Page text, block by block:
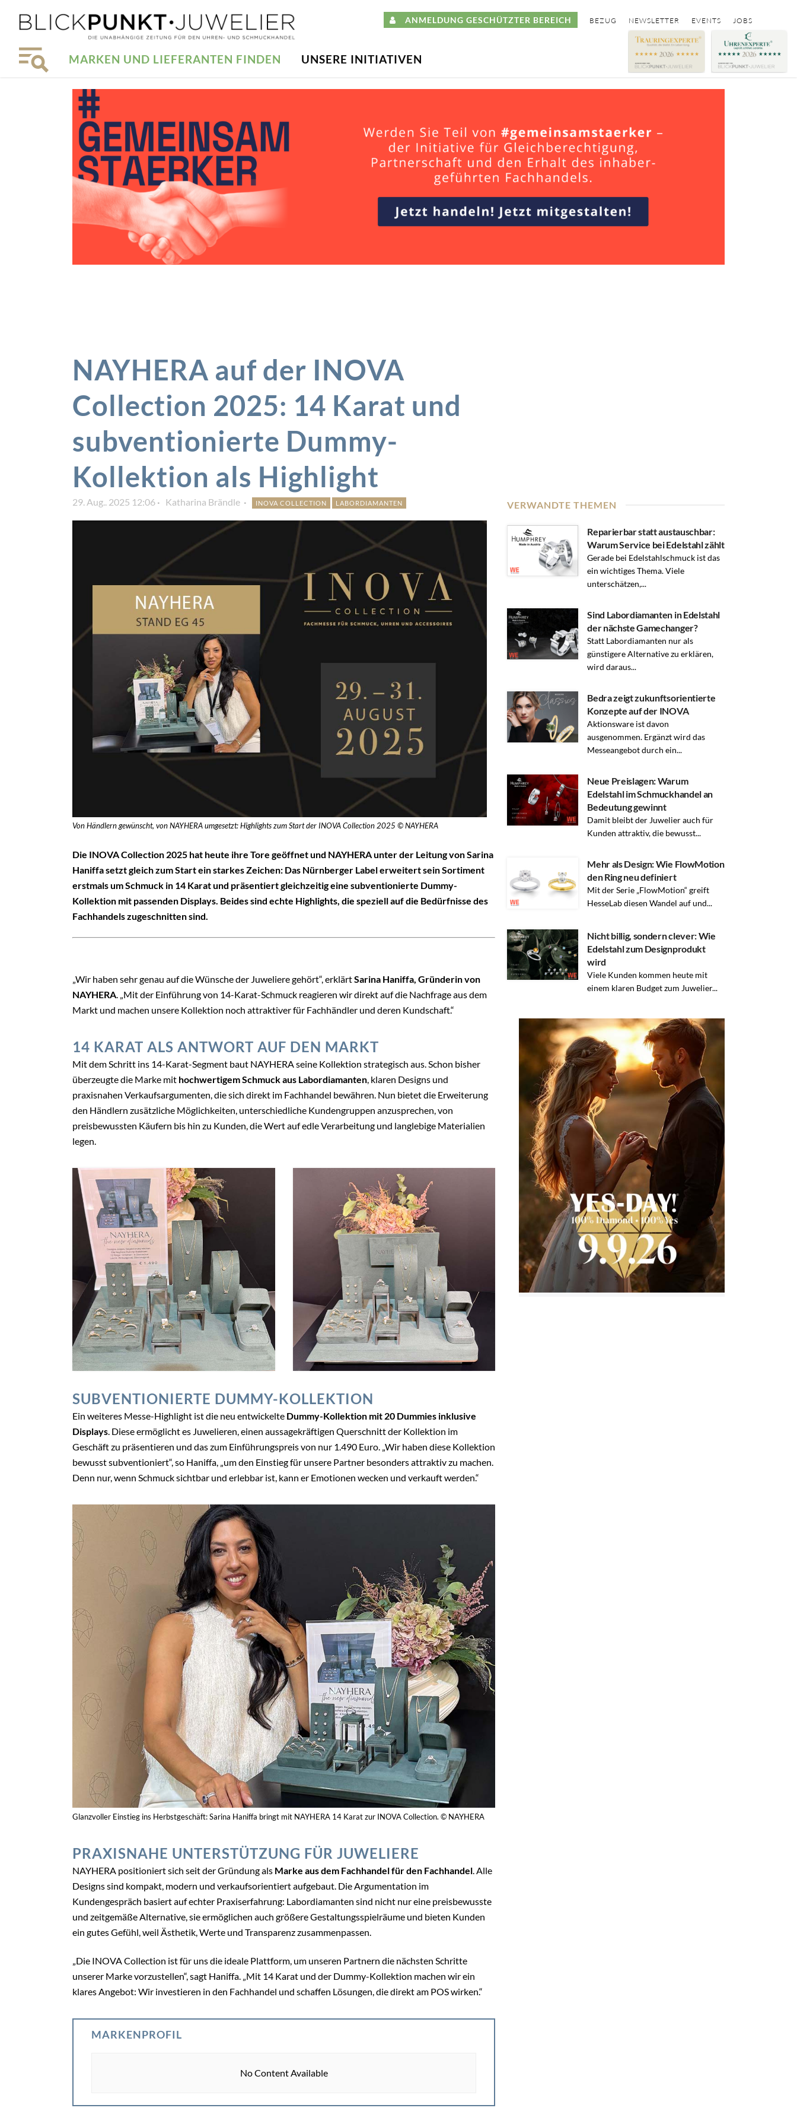
ANMELDUNG GESCHÜTZTER BEREICH BEZUG NEWSLETTER EVENTS JOBS
MARKEN UND LIEFERANTEN FINDEN UNSERE INITIATIVEN
NAYHERA auf der INOVA
Collection 2025: 14 Karat und
subventionierte Dummy-
Kollektion als Highlight
29. Aug.. 2025 12:06 Katharina Brändle INOVA COLLECTION LABORDIAMANTEN
Von Händlern gewünscht, von NAYHERA umgesetzt: Highlights zum Start der INOVA Collection 2025 © NAYHERA
Die INOVA Collection 2025 hat heute ihre Tore geöffnet und NAYHERA unter der Leitung von Sarina
Haniffa setzt gleich zum Start ein starkes Zeichen: Das Nürnberger Label erweitert sein Sortiment
erstmals um Schmuck in 14 Karat und präsentiert gleichzeitig eine subventionierte Dummy-
Kollektion mit passenden Displays. Beides sind echte Highlights, die speziell auf die Bedürfnisse des
Fachhandels zugeschnitten sind.
„Wir haben sehr genau auf die Wünsche der Juweliere gehört“, erklärtSarina Haniffa, Gründerin von
NAYHERA. „Mit der Einführung von 14-Karat-Schmuck reagieren wir direkt auf die Nachfrage aus dem
Markt und machen unsere Kollektion noch attraktiver für Fachhändler und deren Kundschaft.“
14 KARAT ALS ANTWORT AUF DEN MARKT
Mit dem Schritt ins 14-Karat-Segment baut NAYHERA seine Kollektion strategisch aus. Schon bisher
überzeugte die Marke mit hochwertigem Schmuck aus Labordiamanten, klaren Designs und
praxisnahen Verkaufsargumenten, die sich direkt im Fachhandel bewähren. Nun bietet die Erweiterung
den Händlern zusätzliche Möglichkeiten, unterschiedliche Kundengruppen anzusprechen, von
preisbewussten Käufern bis hin zu Kunden, die Wert auf edle Verarbeitung und langlebige Materialien
legen.
SUBVENTIONIERTE DUMMY-KOLLEKTION
Ein weiteres Messe-Highlight ist die neu entwickelte Dummy-Kollektion mit 20 Dummies inklusive
Displays. Diese ermöglicht es Juwelieren, einen aussagekräftigen Querschnitt der Kollektion im
Geschäft zu präsentieren und das zum Einführungspreis von nur 1.490 Euro. „Wir haben diese Kollektion
bewusst subventioniert“, so Haniffa, „um den Einstieg für unsere Partner besonders attraktiv zu machen.
Denn nur, wenn Schmuck sichtbar und erlebbar ist, kann er Emotionen wecken und verkauft werden.“
Glanzvoller Einstieg ins Herbstgeschäft: Sarina Haniffa bringt mit NAYHERA 14 Karat zur INOVA Collection. © NAYHERA
PRAXISNAHE UNTERSTÜTZUNG FÜR JUWELIERE
NAYHERA positioniert sich seit der Gründung als Marke aus dem Fachhandel für den Fachhandel. Alle
Designs sind kompakt, modern und verkaufsorientiert aufgebaut. Die Argumentation im
Kundengespräch basiert auf echter Praxiserfahrung: Labordiamanten sind nicht nur eine preisbewusste
und zeitgemäße Alternative, sie ermöglichen auch größere Gestaltungsspielräume und bieten Kunden
ein gutes Gefühl, weil Ästhetik, Werte und Transparenz zusammenpassen.
„Die INOVA Collection ist für uns die ideale Plattform, um unseren Partnern die nächsten Schritte
unserer Marke vorzustellen“, sagt Haniffa. „Mit 14 Karat und der Dummy-Kollektion machen wir ein
klares Angebot: Wir investieren in den Fachhandel und schaffen Lösungen, die direkt am POS wirken.“
MARKENPROFIL
No Content Available
VERWANDTE THEMEN
Reparierbar statt austauschbar:
Warum Service bei Edelstahl zählt
Gerade bei Edelstahlschmuck ist das
ein wichtiges Thema. Viele
unterschätzen,...
Sind Labordiamanten in Edelstahl
der nächste Gamechanger?
Statt Labordiamanten nur als
günstigere Alternative zu erklären,
wird daraus...
Bedra zeigt zukunftsorientierte
Konzepte auf der INOVA
Aktionsware ist davon
ausgenommen. Ergänzt wird das
Messeangebot durch ein...
Neue Preislagen: Warum
Edelstahl im Schmuckhandel an
Bedeutung gewinnt
Damit bleibt der Juwelier auch für
Kunden attraktiv, die bewusst...
Mehr als Design: Wie FlowMotion
den Ring neu definiert
Mit der Serie „FlowMotion“ greift
HesseLab diesen Wandel auf und...
Nicht billig, sondern clever: Wie
Edelstahl zum Designprodukt
wird
Viele Kunden kommen heute mit
einem klaren Budget zum Juwelier...